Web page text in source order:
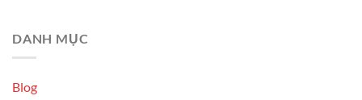
DANH MỤC
Blog